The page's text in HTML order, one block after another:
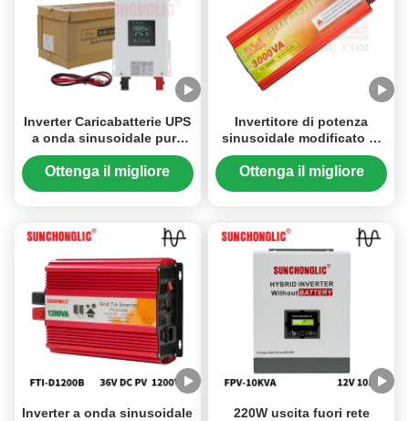
Inverter Caricabatterie UPS
a onda sinusoidale pura
24V 3000VA per sistemi di
energia solare
Ottenga il migliore
Invertitore di potenza
sinusoidale modificato di
12V/220V per uso off-grid
Ottenga il migliore
Inverter a onda sinusoidale
220W uscita fuori rete